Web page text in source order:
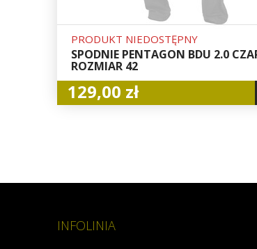
PRODUKT NIEDOSTĘPNY
SPODNIE PENTAGON BDU 2.0
ROZMIAR 42
129,00 zł
INFOLINIA